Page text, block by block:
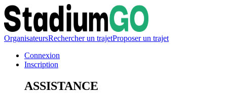
OrganisateursRechercher un trajetProposer un trajet
Connexion
Inscription
ASSISTANCE